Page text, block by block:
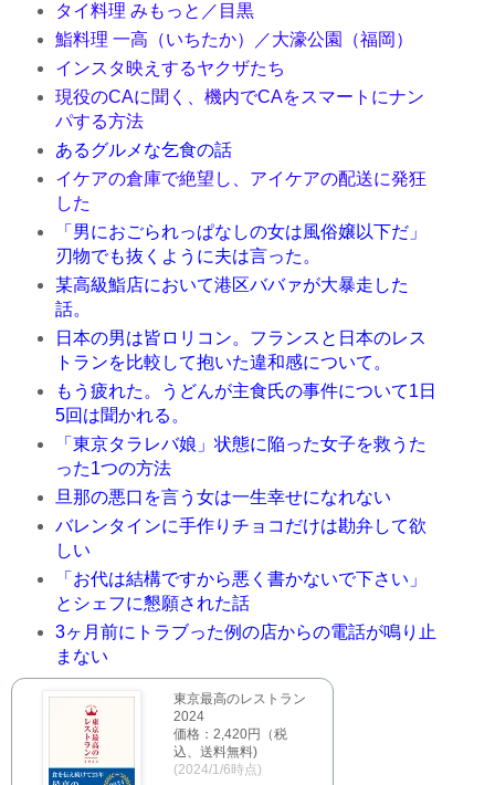
タイ料理 みもっと／目黒
鮨料理 一高（いちたか）／大濠公園（福岡）
インスタ映えするヤクザたち
現役のCAに聞く、機内でCAをスマートにナン
パする方法
あるグルメな乞食の話
イケアの倉庫で絶望し、アイケアの配送に発狂
した
「男におごられっぱなしの女は風俗嬢以下だ」
刃物でも抜くように夫は言った。
某高級鮨店において港区ババァが大暴走した
話。
日本の男は皆ロリコン。フランスと日本のレス
トランを比較して抱いた違和感について。
もう疲れた。うどんが主食氏の事件について1日
5回は聞かれる。
「東京タラレバ娘」状態に陥った女子を救うた
った1つの方法
旦那の悪口を言う女は一生幸せになれない
バレンタインに手作りチョコだけは勘弁して欲
しい
「お代は結構ですから悪く書かないで下さい」
とシェフに懇願された話
3ヶ月前にトラブった例の店からの電話が鳴り止
まない
東京最高のレストラン
2024
価格：2,420円（税
込、送料無料)
(2024/1/6時点)